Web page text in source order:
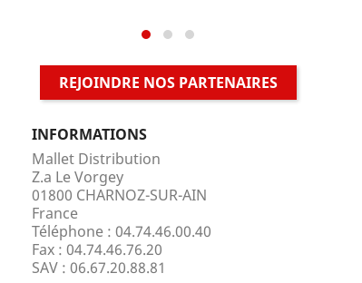
REJOINDRE NOS PARTENAIRES
INFORMATIONS
Mallet Distribution
Z.a Le Vorgey
01800 CHARNOZ-SUR-AIN
France
Téléphone : 04.74.46.00.40
Fax : 04.74.46.76.20
SAV : 06.67.20.88.81